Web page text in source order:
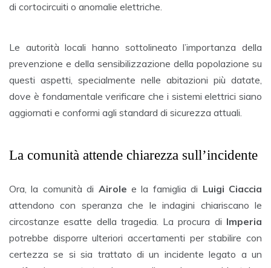
di cortocircuiti o anomalie elettriche.
Le autorità locali hanno sottolineato l’importanza della
prevenzione e della sensibilizzazione della popolazione su
questi aspetti, specialmente nelle abitazioni più datate,
dove è fondamentale verificare che i sistemi elettrici siano
aggiornati e conformi agli standard di sicurezza attuali.
La comunità attende chiarezza sull’incidente
Ora, la comunità di Airole e la famiglia di Luigi Ciaccia
attendono con speranza che le indagini chiariscano le
circostanze esatte della tragedia. La procura di Imperia
potrebbe disporre ulteriori accertamenti per stabilire con
certezza se si sia trattato di un incidente legato a un